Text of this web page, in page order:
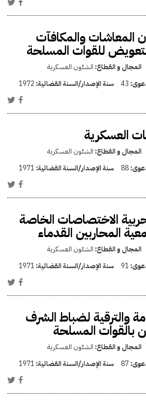
المعاشات والمكافآت
للقوات المسلحة
المجال و القطاع: الشئون العسكرية
43 سنة الإصدار/السنة القضائية: 1972
العسكرية
المجال و القطاع: الشئون العسكرية
88 سنة الإصدار/السنة القضائية: 1971
الاختصاصات الخاصة
المحاربين القدماء
المجال و القطاع: الشئون العسكرية
91 سنة الإصدار/السنة القضائية: 1971
والترقية لضباط الشرف
بالقوات المسلحة
المجال و القطاع: الشئون العسكرية
87 سنة الإصدار/السنة القضائية: 1971